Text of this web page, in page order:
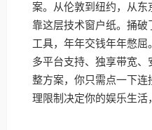
案。从伦敦到纽约，从
靠这层技术窗户纸。捅
工具，年年交钱年年憋屈
多平台支持、独享带宽
整方案，你只需点一下
理限制决定你的娱乐生活